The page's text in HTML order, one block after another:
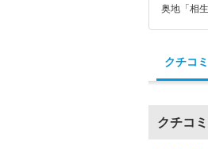
奥地「相
クチコミ
クチコ